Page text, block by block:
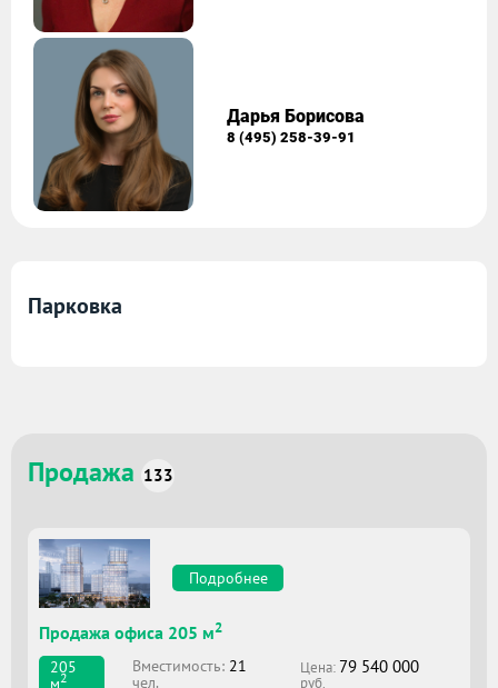
Дарья Борисова
8 (495) 258-39-91
Парковка
Продажа 133
Подробнее
Продажа офиса 205 м2
205
м2
Вместимоcть: 21
чел.
Цена: 79 540 000
руб.